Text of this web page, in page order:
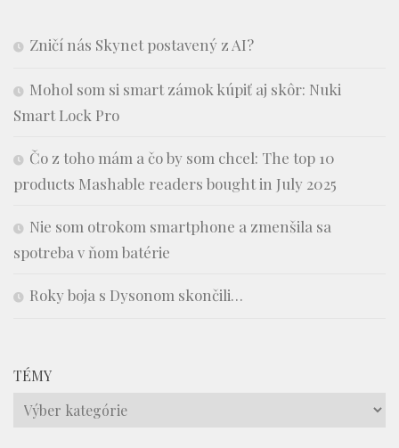
Zničí nás Skynet postavený z AI?
Mohol som si smart zámok kúpiť aj skôr: Nuki
Smart Lock Pro
Čo z toho mám a čo by som chcel: The top 10
products Mashable readers bought in July 2025
Nie som otrokom smartphone a zmenšila sa
spotreba v ňom batérie
Roky boja s Dysonom skončili…
TÉMY
Témy